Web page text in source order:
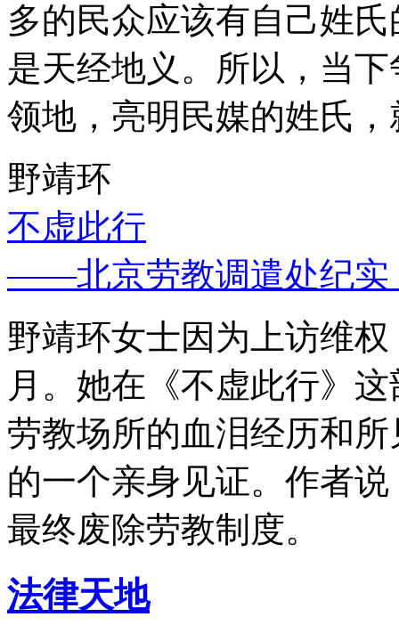
多的民众应该有自己姓
是天经地义。所以，当
领地，亮明民媒的姓氏
野靖环
不虚此行
——北京劳教调遣处纪实
野靖环女士因为上访维
月。她在《不虚此行》
劳教场所的血泪经历和
的一个亲身见证。作者
最终废除劳教制度。
法律天地